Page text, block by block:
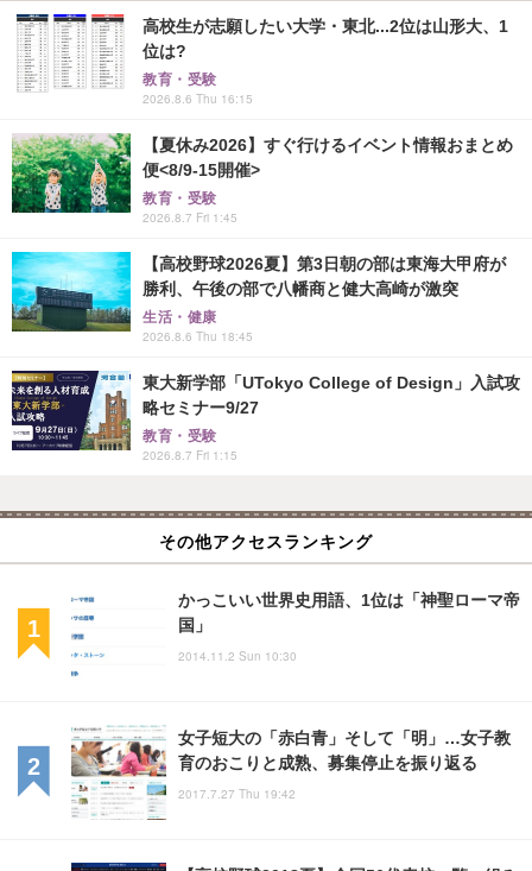
高校生が志願したい大学・東北...2位は山形大、1
位は?
教育・受験
2026.8.6 Thu 16:15
【夏休み2026】すぐ行けるイベント情報おまとめ
便<8/9-15開催>
教育・受験
2026.8.7 Fri 1:45
【高校野球2026夏】第3日朝の部は東海大甲府が
勝利、午後の部で八幡商と健大高崎が激突
生活・健康
2026.8.6 Thu 18:45
東大新学部「UTokyo College of Design」入試攻
略セミナー9/27
教育・受験
2026.8.7 Fri 1:15
その他アクセスランキング
かっこいい世界史用語、1位は「神聖ローマ帝
国」
2014.11.2 Sun 10:30
女子短大の「赤白青」そして「明」…女子教
育のおこりと成熟、募集停止を振り返る
2017.7.27 Thu 19:42